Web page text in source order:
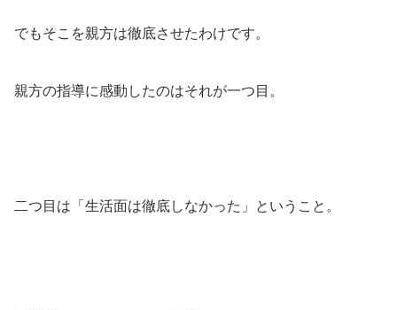
でもそこを親方は徹底させたわけです。
親方の指導に感動したのはそれが一つ目。
二つ目は「生活面は徹底しなかった」ということ。